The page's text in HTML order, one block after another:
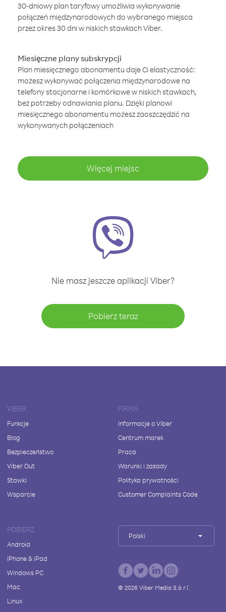
30-dniowy plan taryfowy umożliwia wykonywanie
połączeń międzynarodowych do wybranego miejsca
przez okres 30 dni w niskich stawkach Viber.
Miesięczne plany subskrypcji
Plan miesięcznego abonamentu daje Ci elastyczność:
możesz wykonywać połączenia międzynarodowe na
telefony stacjonarne i komórkowe w niskich stawkach,
bez potrzeby odnawiania planu. Dzięki planowi
miesięcznego abonamentu możesz zaoszczędzić na
wykonywanych połączeniach
Więcej miejsc
Nie masz jeszcze aplikacji Viber?
Pobierz teraz
VIBER
Funkcje
Blog
Bezpieczeństwo
Viber Out
Stawki
Wsparcie
FIRMA
Informacje o Viber
Centrum marek
Praca
Warunki i zasady
Polityka prywatności
Customer Complaints Code
POBIERZ
Android
iPhone & iPad
Windows PC
Mac
Linux
Polski
© 2026Viber Media S.à r.l.